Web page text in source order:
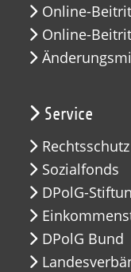
Online-
Online-
Service
Rechtsschutz
Sozialfonds
DPolG-
DPolG Bund